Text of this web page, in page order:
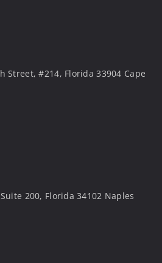
Street, #214, Florida 33904 Cape
200, Florida 34102 Naples